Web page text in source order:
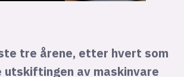
tre årene, etter hvert som
utskiftingen av maskinvare